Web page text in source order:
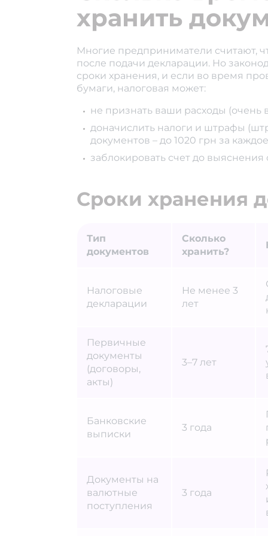
хранить
Многие предприниматели считают,
после подачи декларации. Но
сроки хранения, и если во время
бумаги, налоговая может:
не признать ваши расходы
доначислить налоги и штрафы
документов – до 1020 грн за
заблокировать счет до выяснения
Сроки хранения
Тип
документов
Сколько
хранить?
Налоговые
декларации
Не менее 3
лет
Первичные
документы
(договоры,
акты)
3–7 лет
Банковские
выписки
3 года
Документы на
валютные
поступления
3 года